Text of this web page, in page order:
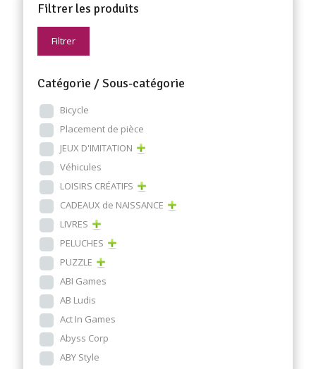
Filtrer les produits
Filtrer
Catégorie / Sous-catégorie
Bicycle
Placement de pièce
JEUX D'IMITATION
Véhicules
LOISIRS CRÉATIFS
CADEAUX de NAISSANCE
LIVRES
PELUCHES
PUZZLE
ABI Games
AB Ludis
Act In Games
Abyss Corp
ABY Style